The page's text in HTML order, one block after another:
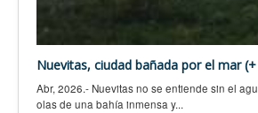
Nuevitas, ciudad bañada por el mar
Abr, 2026.- Nuevitas no se entiende sin el
olas de una bahía inmensa y...